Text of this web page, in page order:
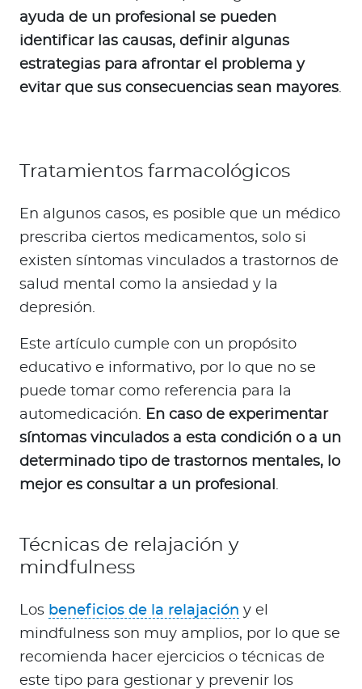
ayuda de un profesional se pueden
identificar las causas, definir algunas
estrategias para afrontar el problema y
evitar que sus consecuencias sean mayores.
Tratamientos farmacológicos
En algunos casos, es posible que un médico
prescriba ciertos medicamentos, solo si
existen síntomas vinculados a trastornos de
salud mental como la ansiedad y la
depresión.
Este artículo cumple con un propósito
educativo e informativo, por lo que no se
puede tomar como referencia para la
automedicación. En caso de experimentar
síntomas vinculados a esta condición o a un
determinado tipo de trastornos mentales, lo
mejor es consultar a un profesional .
Técnicas de relajación y
mindfulness
Los beneficios de la relajación y el
mindfulness son muy amplios, por lo que se
recomienda hacer ejercicios o técnicas de
este tipo para gestionar y prevenir los